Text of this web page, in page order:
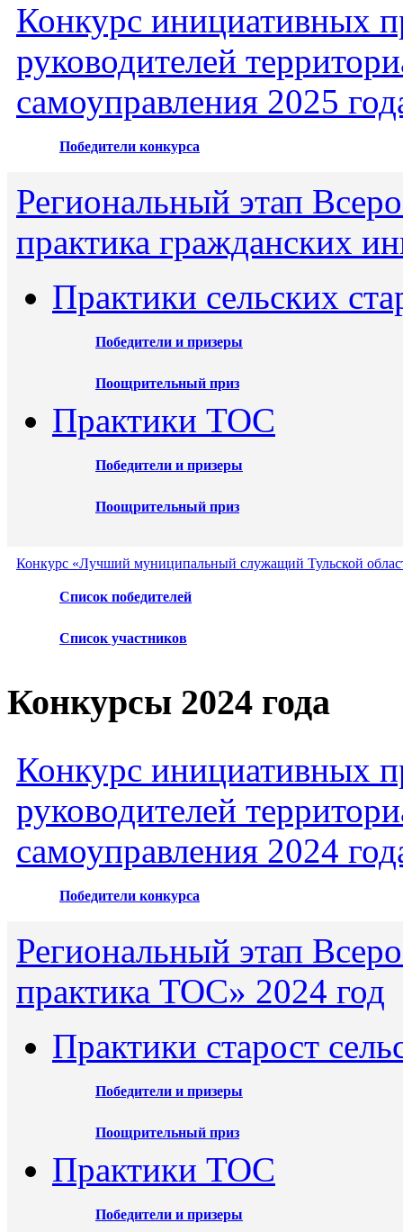
Конкурс инициативных
руководителей
самоуправления 2025
Победители конкурса
Региональный этап
практика гражданских
Практики сельских
Победители и призеры
Поощрительный приз
Практики ТОС
Победители и призеры
Поощрительный приз
Конкурс «Лучший муниципальный служащий Тульской
Список победителей
Список участников
Конкурсы 2024 года
Конкурс инициативных
руководителей
самоуправления 2024
Победители конкурса
Региональный этап
практика ТОС» 2024 год
Практики старост
Победители и призеры
Поощрительный приз
Практики ТОС
Победители и призеры